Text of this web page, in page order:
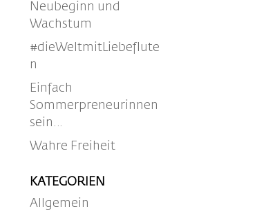
Neubeginn und
Wachstum
#dieWeltmitLiebeflute
n
Einfach
Sommerpreneurinnen
sein…
Wahre Freiheit
KATEGORIEN
Allgemein